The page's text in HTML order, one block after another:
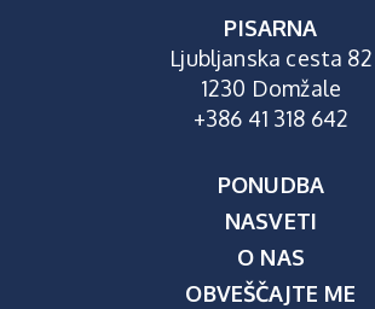
PISARNA
Ljubljanska cesta 82
1230 Domžale
+386 41 318 642
PONUDBA
NASVETI
O NAS
OBVEŠČAJTE ME